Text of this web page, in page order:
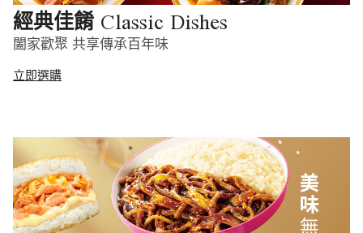
經典佳餚 Classic Dishes
闔家歡聚 共享傳承百年味
立即選購